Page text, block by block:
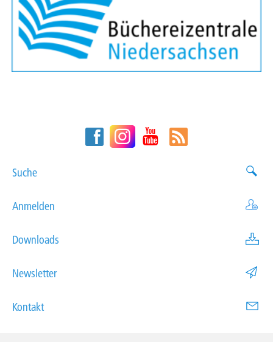
Suche
Anmelden
Downloads
Newsletter
Kontakt